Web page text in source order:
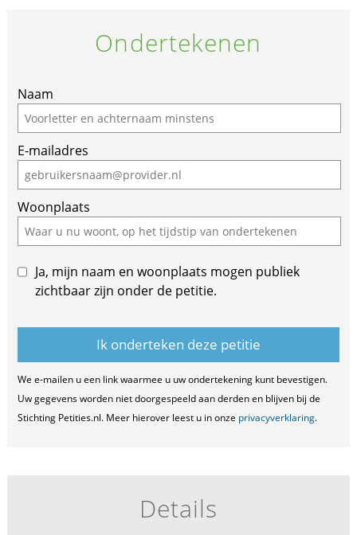
Ondertekenen
If
you
are
a
human,
ignore
this
field
Naam
E-mailadres
Woonplaats
Ja, mijn naam en woonplaats mogen publiek
zichtbaar zijn onder de petitie.
We e-mailen u een link waarmee u uw ondertekening kunt bevestigen.
Uw gegevens worden niet doorgespeeld aan derden en blijven bij de
Stichting Petities.nl. Meer hierover leest u in onze privacyverklaring.
Details